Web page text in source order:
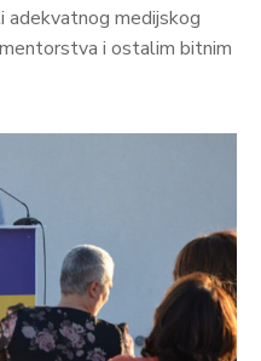
adekvatnog medijskog
i ostalim bitnim